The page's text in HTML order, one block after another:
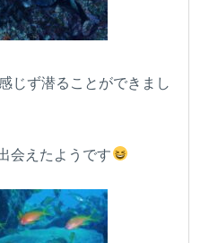
じず潜ることができまし
会えたようです